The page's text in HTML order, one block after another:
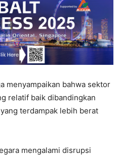
menyampaikan bahwa sektor
relatif baik dibandingkan
terdampak lebih berat
mengalami disrupsi